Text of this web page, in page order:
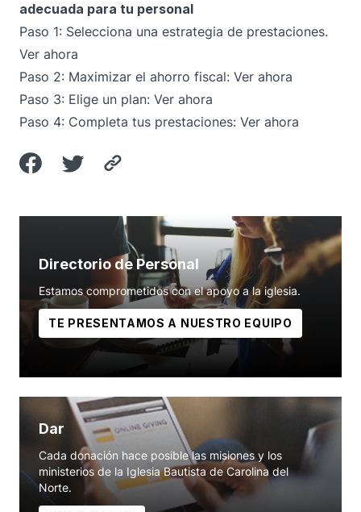
adecuada para tu personal
Paso 1: Selecciona una estrategia de prestaciones.
Ver ahora
Paso 2: Maximizar el ahorro fiscal: Ver ahora
Paso 3: Elige un plan: Ver ahora
Paso 4: Completa tus prestaciones: Ver ahora
Directorio de Personal
Estamos comprometidos con el apoyo a la iglesia.
TE PRESENTAMOS A NUESTRO EQUIPO
Dar
Cada donación hace posible las misiones y los
ministerios de la Iglesia Bautista de Carolina del
Norte.